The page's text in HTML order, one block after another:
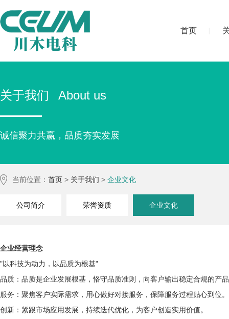
首页
关于我们 About us
诚信聚力共赢，品质夯实发展
当前位置： 首页 > 关于我们 > 企业文化
公司简介 荣誉资质 企业文化
企业经营理念
"以科技为动力，以品质为根基"
品质：品质是企业发展根基，恪守品质准则，向客户输出稳定合规的产
服务：聚焦客户实际需求，用心做好对接服务，保障服务过程贴心到位。
创新：紧跟市场应用发展，持续迭代优化，为客户创造实用价值。